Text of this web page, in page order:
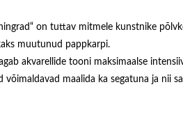
on tuttav mitmele kunstnike
muutunud pappkarpi.
akvarellide tooni maksimaalse
maalida ka segatuna ja nii